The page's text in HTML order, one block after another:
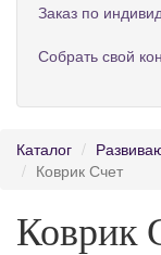
Заказ по
Собрать свой
Каталог
Коврик Счет
Коврик